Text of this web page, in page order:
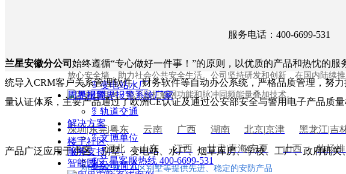
ꁨ 智能园区
ꁨ 变电站水厂
ꁨ 轨道交通
ꁨ 文博单位
为司法监狱，小区别墅等提供先进、稳定的安防产品
22年。公司秉承专心做好一件事的企业精神夯实兰星在周界安防领域的地位
10%持续投入研发，以提供安全、稳定、智能、可靠的周界安防产品，为您
放心安全墙，助力社会公共安全生活。公司坚持研发和创新，在国内陆续
学习高压电网、电子围栏触网功能和脉冲同频能量叠加技术。
ꀶ 公司简介
深圳|东莞|粤东 云南 广西 湖南 北京|京津 黑龙江|吉
河南
河北 山东 江西 甘肃|青海|宁夏 山西 牧场
ꂅ 兰星客服热线 400-6699-531
服务电话：400-6699-531
兰星安徽分公司 始终遵循“专心做好一件事！”的原则，以优质的产品和热忱的
统导入CRM客户关系管理软件、财务软件等自动办公系统，严格品质管理，努
量认证体系，主要产品通过了欧洲CE认证及通过公安部安全与警用电子产品质量
产品广泛应用于小区、别墅、变电站、水厂、烟草库房、学校、工厂、政府机
周界报警
解决方案
服务支持
楼宇社区
智能园区